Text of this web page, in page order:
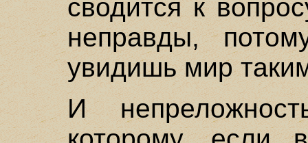
сводится к
неправды,
увидишь мир
И